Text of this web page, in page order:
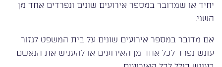
יחיד או שמדובר במספר אירועים שונים ונפרדים אחד מן
השני.
אם מדובר במספר אירועים שונים על בית המשפט לגזור
עונש נפרד לכל אחד מן האירועים או להעניש את הנאשם